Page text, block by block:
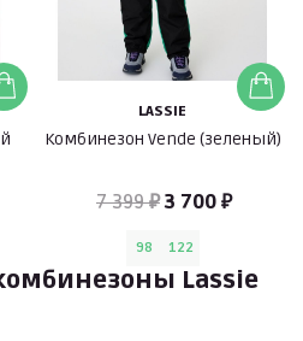
LASSIE
Комбинезон Vende (зеленый)
7 399 ₽3 700 ₽
98 122
Lassie